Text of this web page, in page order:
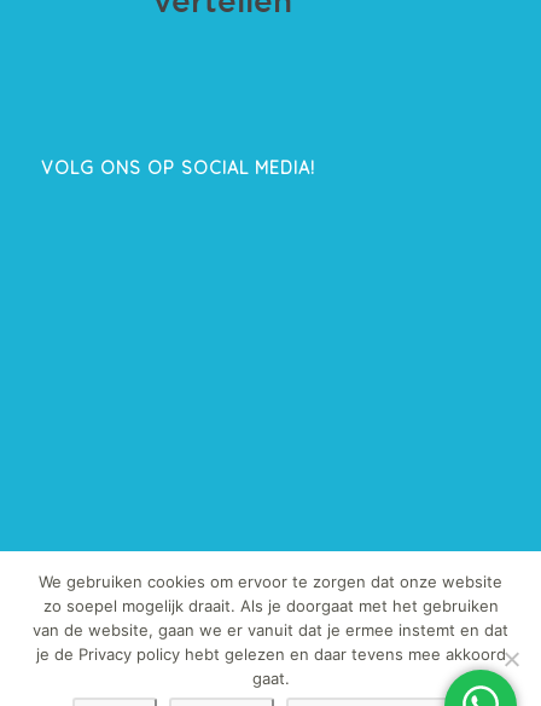
VOLG ONS OP SOCIAL MEDIA!
© Copyright 2013-2019 - TegelExpert.nl | Het kopiëren van onze foto's
en / of teksten is strafbaar.
We gebruiken cookies om ervoor te zorgen dat onze website
zo soepel mogelijk draait. Als je doorgaat met het gebruiken
van de website, gaan we er vanuit dat je ermee instemt en dat
je de Privacy policy hebt gelezen en daar tevens mee akkoord
gaat.